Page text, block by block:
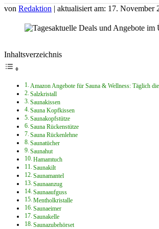
von Redaktion | aktualisiert am: 17. November
Inhaltsverzeichnis
Amazon Angebote für Sauna & Wellness: Täglich
Salzkristall
Saunakissen
Sauna Kopfkissen
Saunakopfstütze
Sauna Rückenstütze
Sauna Rückenlehne
Saunatücher
Saunahut
Hamamtuch
Saunakilt
Saunamantel
Saunaanzug
Saunaaufguss
Mentholkristalle
Saunaeimer
Saunakelle
Saunazubehörset